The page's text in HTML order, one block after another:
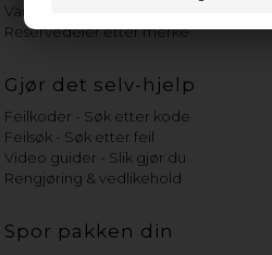
Vannets hardhetsgrad
Reservedeler etter merke
Gjør det selv-hjelp
Feilkoder - Søk etter kode
Feilsøk - Søk etter feil
Video guider - Slik gjør du
Rengjøring & vedlikehold
Spor pakken din